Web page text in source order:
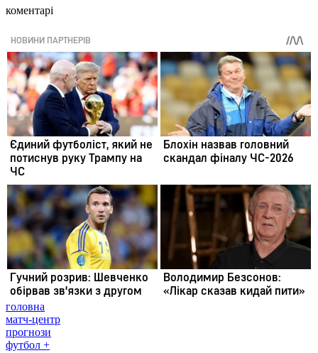
коментарі
головна
матч-центр
прогнози
футбол +